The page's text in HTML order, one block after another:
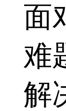
面
难
解